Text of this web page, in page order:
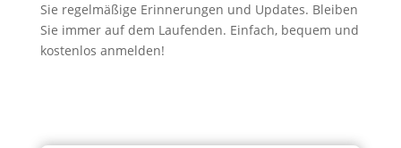
Sie regelmäßige Erinnerungen und Updates. Bleiben
Sie immer auf dem Laufenden. Einfach, bequem und
kostenlos anmelden!